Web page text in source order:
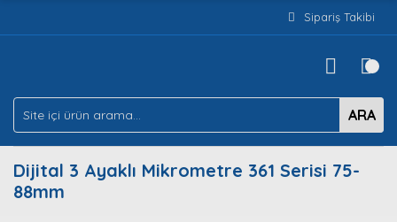
Sipariş Takibi
ARA
Dijital 3 Ayaklı Mikrometre 361 Serisi 75-
88mm